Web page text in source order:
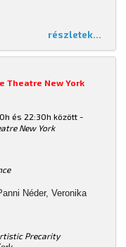
részletek...
Theatre New York
és 22:30h között -
New York
Néder, Veronika
Precarity